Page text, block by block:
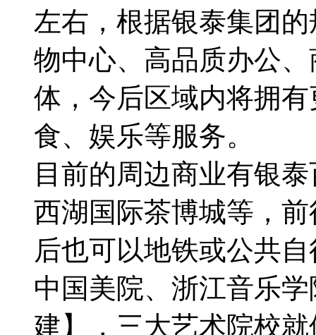
左右，根据银泰集团
物中心、高品质办公
体，今后区域内将拥
食、娱乐等服务。
目前的周边商业有银
西湖国际茶博城等，
后也可以地铁或公共
中国美院、浙江音乐
建】，三大艺术院校